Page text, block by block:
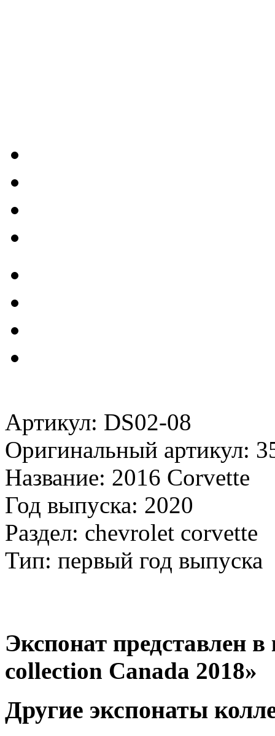
Артикул: DS02-08
Оригинальный артикул:
Название: 2016 Corvette
Год выпуска: 2020
Раздел: chevrolet corvette
Тип: первый год выпуска
Экспонат представлен
collection Canada 2018»
Другие экспонаты